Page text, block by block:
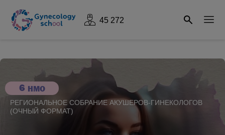
45 272
РЕГИОНАЛЬНОЕ СОБРАНИЕ АКУШЕРОВ-ГИНЕКОЛОГОВ
(ОЧНЫЙ ФОРМАТ)
6 НМО